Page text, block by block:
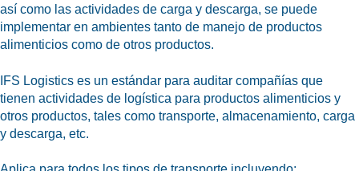
Certificados ISO
Noticias
Ubicaciones
así como las actividades de carga y descarga, se puede
implementar en ambientes tanto de manejo de productos
alimenticios como de otros productos.
IFS Logistics es un estándar para auditar compañías que
tienen actividades de logística para productos alimenticios y
otros productos, tales como transporte, almacenamiento, carga
y descarga, etc.